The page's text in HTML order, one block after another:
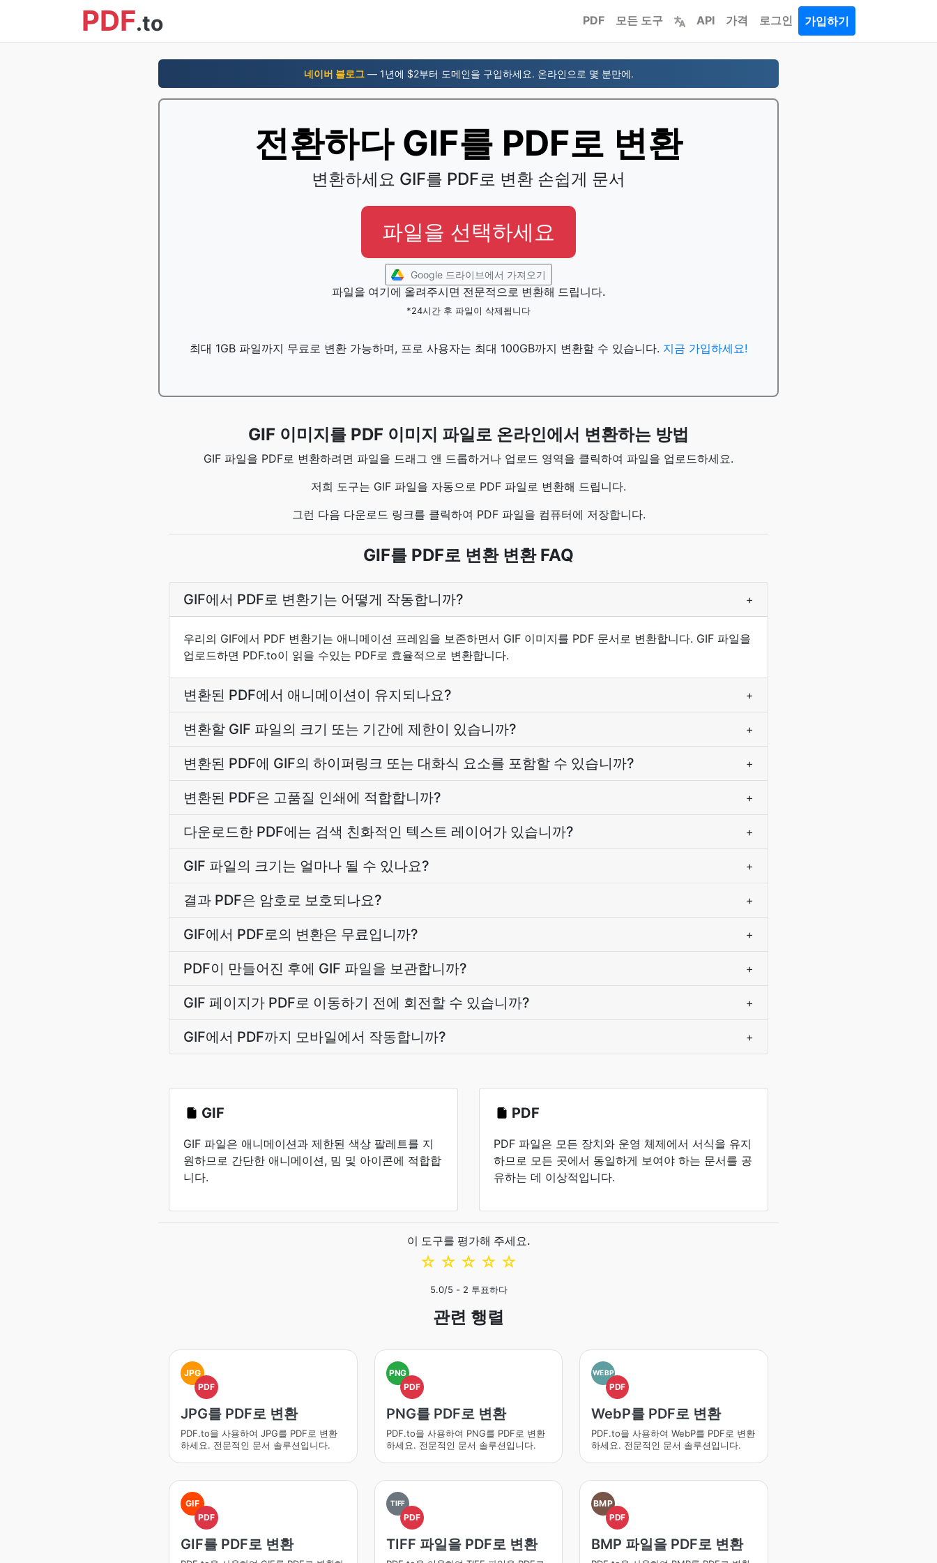
PDF.to PDF 모든 도구 API 가격 로그인 가입하기
네이버 블로그— 1년에 $2부터 도메인을 구입하세요. 온라인으로 몇 분만에.
전환하다 GIF를 PDF로 변환
변환하세요 GIF를 PDF로 변환 손쉽게 문서
파일을 선택하세요
Google 드라이브에서 가져오기
파일을 여기에 올려주시면 전문적으로 변환해 드립니다.
*24시간 후 파일이 삭제됩니다
최대 1GB 파일까지 무료로 변환 가능하며, 프로 사용자는 최대 100GB까지 변환할 수 있습니다. 지금 가입하세요!
GIF 이미지를 PDF 이미지 파일로 온라인에서 변환하는 방법
GIF 파일을 PDF로 변환하려면 파일을 드래그 앤 드롭하거나 업로드 영역을 클릭하여 파일을 업로드하세요.
저희 도구는 GIF 파일을 자동으로 PDF 파일로 변환해 드립니다.
그런 다음 다운로드 링크를 클릭하여 PDF 파일을 컴퓨터에 저장합니다.
GIF를 PDF로 변환 변환 FAQ
GIF에서 PDF로 변환기는 어떻게 작동합니까? +
우리의 GIF에서 PDF 변환기는 애니메이션 프레임을 보존하면서 GIF 이미지를 PDF 문서로 변환합니다. GIF 파일을
업로드하면 PDF.to이 읽을 수있는 PDF로 효율적으로 변환합니다.
변환된 PDF에서 애니메이션이 유지되나요? +
변환할 GIF 파일의 크기 또는 기간에 제한이 있습니까? +
변환된 PDF에 GIF의 하이퍼링크 또는 대화식 요소를 포함할 수 있습니까? +
변환된 PDF은 고품질 인쇄에 적합합니까? +
다운로드한 PDF에는 검색 친화적인 텍스트 레이어가 있습니까? +
GIF 파일의 크기는 얼마나 될 수 있나요? +
결과 PDF은 암호로 보호되나요? +
GIF에서 PDF로의 변환은 무료입니까? +
PDF이 만들어진 후에 GIF 파일을 보관합니까? +
GIF 페이지가 PDF로 이동하기 전에 회전할 수 있습니까? +
GIF에서 PDF까지 모바일에서 작동합니까? +
GIF
GIF 파일은 애니메이션과 제한된 색상 팔레트를 지
원하므로 간단한 애니메이션, 밈 및 아이콘에 적합합
니다.
PDF
PDF 파일은 모든 장치와 운영 체제에서 서식을 유지
하므로 모든 곳에서 동일하게 보여야 하는 문서를 공
유하는 데 이상적입니다.
이 도구를 평가해 주세요.
☆
☆
☆
☆
☆
5.0/5 - 2 투표하다
관련 행렬
JPG
PDF
JPG를 PDF로 변환
PDF.to을 사용하여 JPG를 PDF로 변환
하세요. 전문적인 문서 솔루션입니다.
PNG
PDF
PNG를 PDF로 변환
PDF.to을 사용하여 PNG를 PDF로 변환
하세요. 전문적인 문서 솔루션입니다.
WEBP
PDF
WebP를 PDF로 변환
PDF.to을 사용하여 WebP를 PDF로 변환
하세요. 전문적인 문서 솔루션입니다.
GIF
PDF
GIF를 PDF로 변환
TIFF
PDF
TIFF 파일을 PDF로 변환
BMP
PDF
BMP 파일을 PDF로 변환